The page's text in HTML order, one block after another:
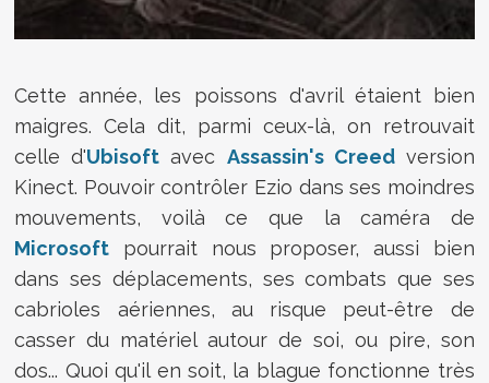
Cette année, les poissons d'avril étaient bien
maigres. Cela dit, parmi ceux-là, on retrouvait
celle d'Ubisoft avec Assassin's Creedversion
Kinect. Pouvoir contrôler Ezio dans ses moindres
mouvements, voilà ce que la caméra de
Microsoft pourrait nous proposer, aussi bien
dans ses déplacements, ses combats que ses
cabrioles aériennes, au risque peut-être de
casser du matériel autour de soi, ou pire, son
dos... Quoi qu'il en soit, la blague fonctionne très